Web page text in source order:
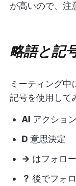
が高いので、注
略語と記
ミーティング中
記号を使用して
AI アクショ
D 意思決定
→ はフォロ
？ 後でフォ